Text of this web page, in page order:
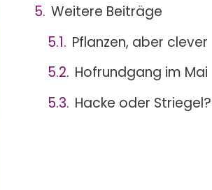
Weitere Beiträge
Pflanzen, aber clever
Hofrundgang im Mai
Hacke oder Striegel?